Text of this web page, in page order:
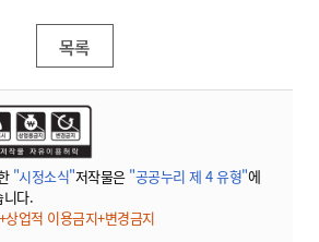
목록
"시정소식"저작물은 "공공누리 제 4 유형"에
니다.
업적 이용금지+변경금지